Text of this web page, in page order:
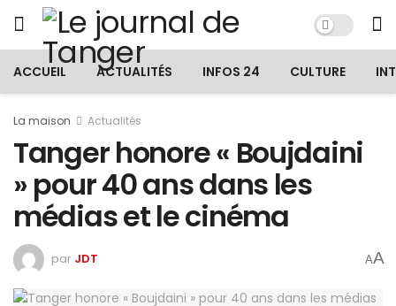
ACCUEIL ACTUALITÉS INFOS 24 CULTURE
La maison Actualités
Tanger honore « Boujdaini
» pour 40 ans dans les
médias et le cinéma‎
par JDT AA